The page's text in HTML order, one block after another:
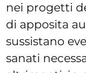
nei progetti
di apposita
sussistano
sanati